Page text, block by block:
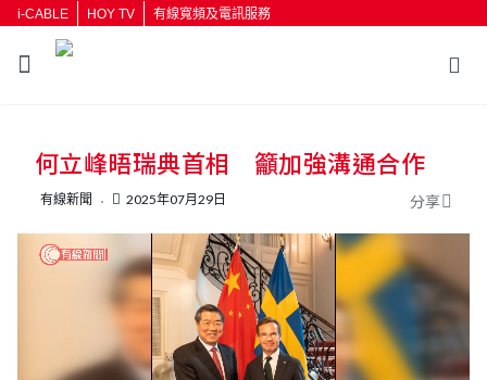
i-CABLE HOY TV 有線寬頻及電訊服務
按輸入鍵開始搜尋
何立峰晤瑞典首相 籲加強溝通合作
有線新聞 2025年07月29日 分享